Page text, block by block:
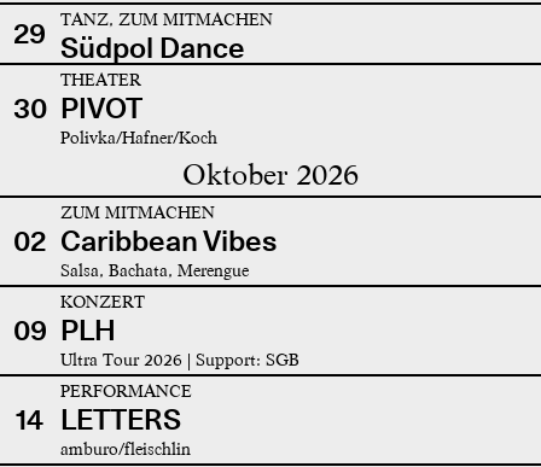
29 TANZ, ZUM MITMACHEN
Südpol Dance
30
THEATER
PIVOT
Polivka/Hafner/Koch
Oktober 2026
02
ZUM MITMACHEN
Caribbean Vibes
Salsa, Bachata, Merengue
09
KONZERT
PLH
Ultra Tour 2026 | Support: SGB
14
PERFORMANCE
LETTERS
amburo/fleischlin